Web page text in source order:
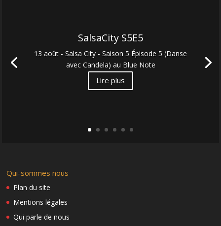
SalsaCity S5E5
13 août - Salsa City - Saison 5 Épisode 5 (Danse
avec Candela) au Blue Note
Lire plus
Qui-sommes nous
Plan du site
Mentions légales
Qui parle de nous